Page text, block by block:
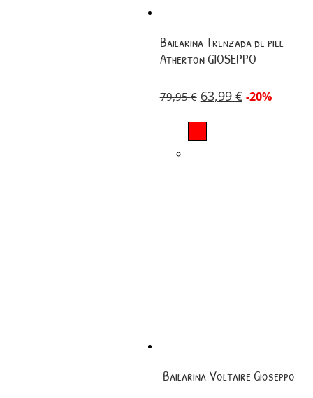
Bailarina Trenzada de piel
Atherton GIOSEPPO
79,95€ 63,99 € -20%
Bailarina Voltaire Gioseppo